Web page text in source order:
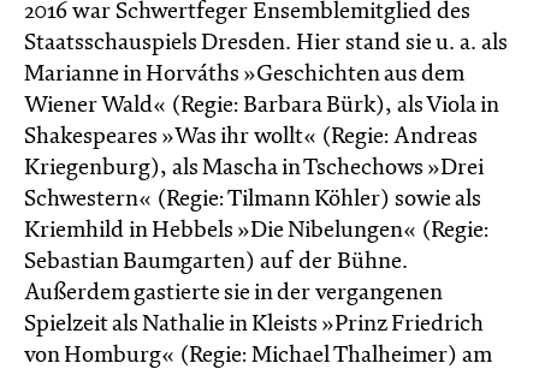
2016 war Schwertfeger Ensemblemitglied des
Staatsschauspiels Dresden. Hier stand sie u. a. als
Marianne in Horváths »Geschichten aus dem
Wiener Wald« (Regie: Barbara Bürk), als Viola in
Shakespeares »Was ihr wollt« (Regie: Andreas
Kriegenburg), als Mascha in Tschechows »Drei
Schwestern« (Regie: Tilmann Köhler) sowie als
Kriemhild in Hebbels »Die Nibelungen« (Regie:
Sebastian Baumgarten) auf der Bühne.
Außerdem gastierte sie in der vergangenen
Spielzeit als Nathalie in Kleists »Prinz Friedrich
von Homburg« (Regie: Michael Thalheimer) am